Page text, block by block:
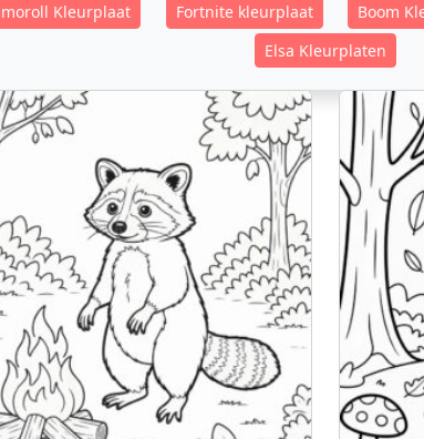
Kleurplaat Fortnite kleurplaat Boom
Elsa Kleurplaten